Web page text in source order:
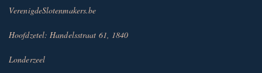
VerenigdeSlotenmakers.be
Hoofdzetel: Handelsstraat 61, 1840
Londerzeel